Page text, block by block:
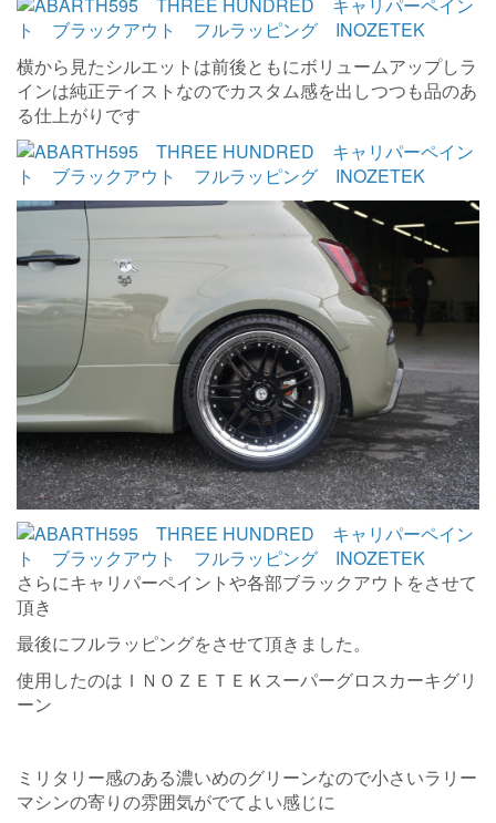
横から見たシルエットは前後ともにボリュームアップしラ
インは純正テイストなのでカスタム感を出しつつも品のあ
る仕上がりです
さらにキャリパーペイントや各部ブラックアウトをさせて
頂き
最後にフルラッピングをさせて頂きました。
使用したのはＩＮＯＺＥＴＥＫスーパーグロスカーキグリ
ーン
ミリタリー感のある濃いめのグリーンなので小さいラリー
マシンの寄りの雰囲気がでてよい感じに